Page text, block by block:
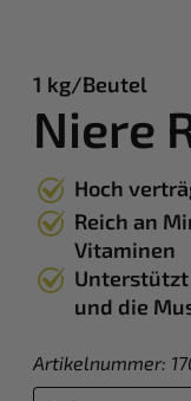
1 kg/Beutel
Niere
Hoch
Reich an
Vitaminen
und die
Artikelnummer: